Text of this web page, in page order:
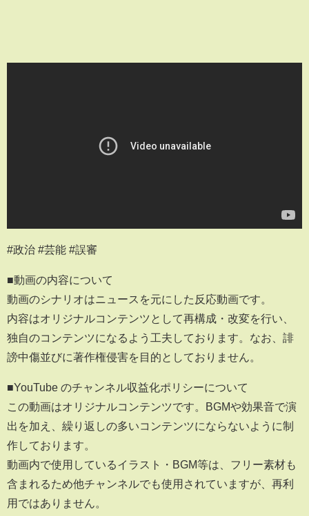
#政治 #芸能 #誤審
■動画の内容について
動画のシナリオはニュースを元にした反応動画です。
内容はオリジナルコンテンツとして再構成・改変を行い、
独自のコンテンツになるよう工夫しております。なお、誹
謗中傷並びに著作権侵害を目的としておりません。
■YouTube のチャンネル収益化ポリシーについて
この動画はオリジナルコンテンツです。BGMや効果音で演
出を加え、繰り返しの多いコンテンツにならないように制
作しております。
動画内で使用しているイラスト・BGM等は、フリー素材も
含まれるため他チャンネルでも使用されていますが、再利
用ではありません。